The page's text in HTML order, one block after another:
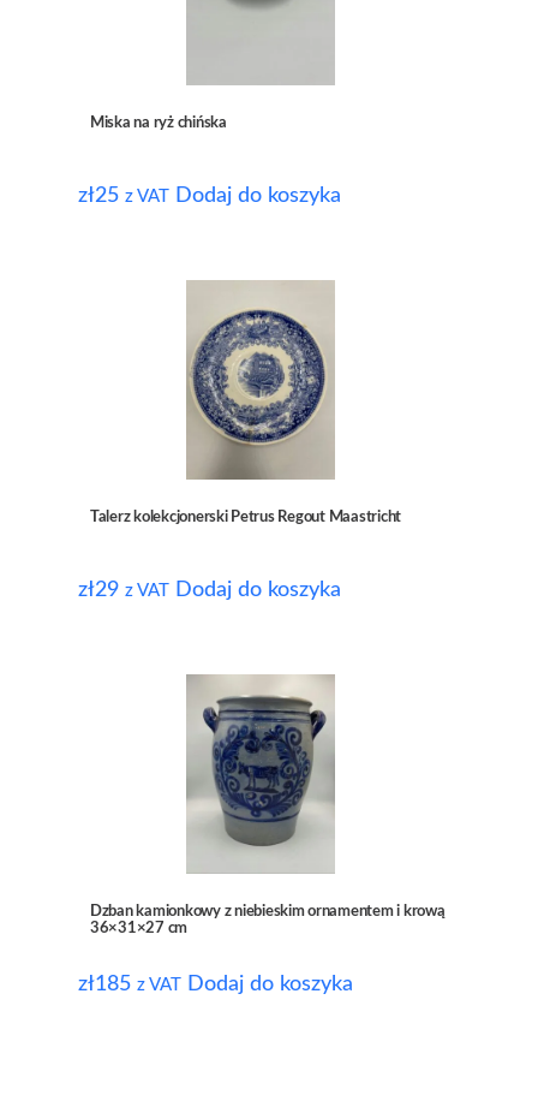
Miska na ryż chińska
zł25 z VAT Dodaj do koszyka
Talerz kolekcjonerski Petrus Regout Maastricht
zł29 z VAT Dodaj do koszyka
Dzban kamionkowy z niebieskim ornamentem i krową
36×31×27 cm
zł185 z VAT Dodaj do koszyka